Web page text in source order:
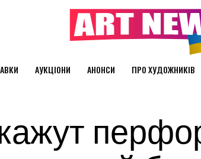
АУКЦІОНИ АНОНСИ ПРО ХУДОЖНИКІВ